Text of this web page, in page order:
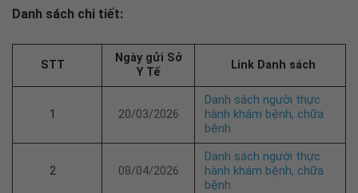
Danh sách chi tiết:
STT
Ngày gửi Sở
Y Tế
Link Danh sách
1 20/03/2026
Danh sách người thực
hành khám bệnh, chữa
bệnh
2 08/04/2026
Danh sách người thực
hành khám bệnh, chữa
bệnh